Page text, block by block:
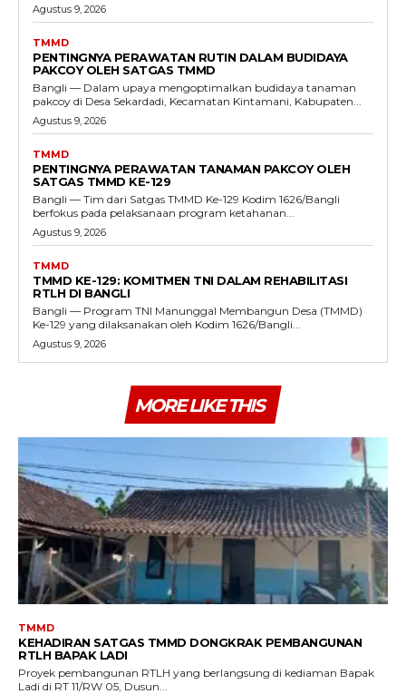
Agustus 9, 2026
TMMD
PENTINGNYA PERAWATAN RUTIN DALAM BUDIDAYA
PAKCOY OLEH SATGAS TMMD
Bangli — Dalam upaya mengoptimalkan budidaya tanaman
pakcoy di Desa Sekardadi, Kecamatan Kintamani, Kabupaten...
Agustus 9, 2026
TMMD
PENTINGNYA PERAWATAN TANAMAN PAKCOY OLEH
SATGAS TMMD KE-129
Bangli — Tim dari Satgas TMMD Ke-129 Kodim 1626/Bangli
berfokus pada pelaksanaan program ketahanan...
Agustus 9, 2026
TMMD
TMMD KE-129: KOMITMEN TNI DALAM REHABILITASI
RTLH DI BANGLI
Bangli — Program TNI Manunggal Membangun Desa (TMMD)
Ke-129 yang dilaksanakan oleh Kodim 1626/Bangli...
Agustus 9, 2026
MORE LIKE THIS
TMMD
KEHADIRAN SATGAS TMMD DONGKRAK PEMBANGUNAN
RTLH BAPAK LADI
Proyek pembangunan RTLH yang berlangsung di kediaman Bapak
Ladi di RT 11/RW 05, Dusun...